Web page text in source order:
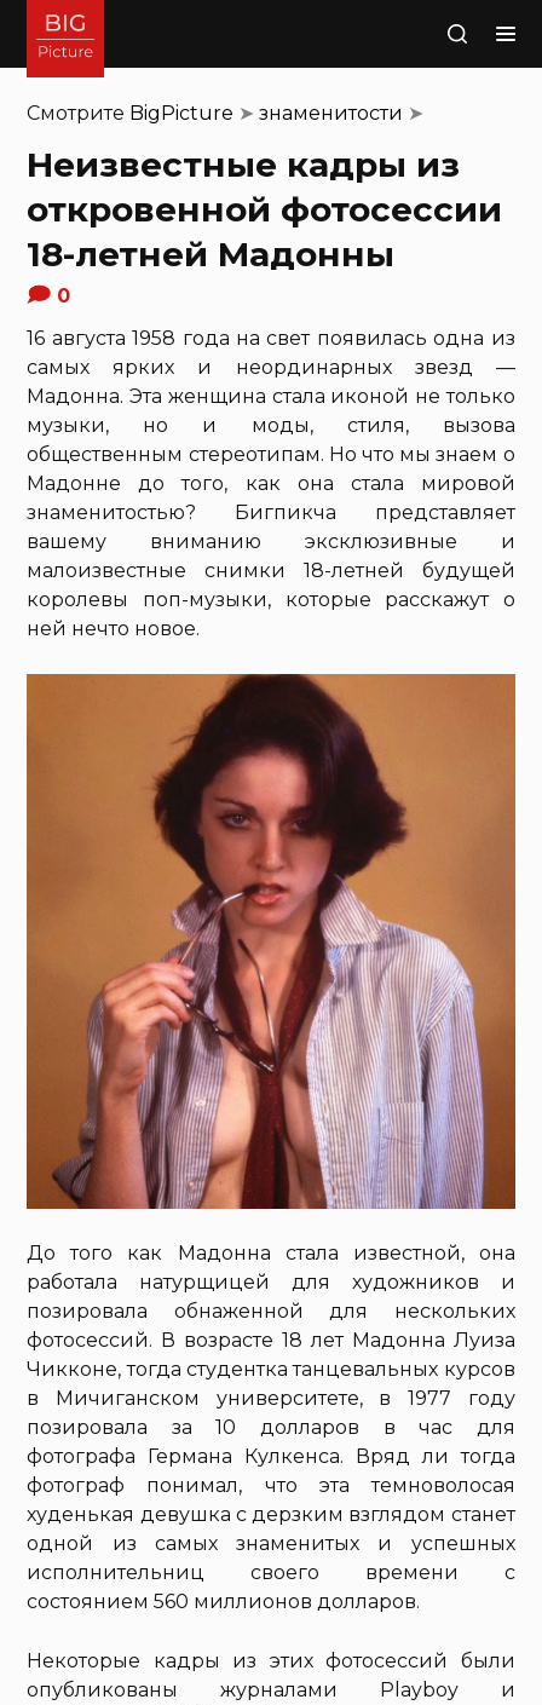
Поиск
Смотрите BigPicture ➤знаменитости ➤
Неизвестные кадры из
откровенной фотосессии
18-летней Мадонны
0
16 августа 1958 года на свет появилась одна из
самых ярких и неординарных звезд —
Мадонна. Эта женщина стала иконой не только
музыки, но и моды, стиля, вызова
общественным стереотипам. Но что мы знаем о
Мадонне до того, как она стала мировой
знаменитостью? Бигпикча представляет
вашему вниманию эксклюзивные и
малоизвестные снимки 18-летней будущей
королевы поп-музыки, которые расскажут о
ней нечто новое.
До того как Мадонна стала известной, она
работала натурщицей для художников и
позировала обнаженной для нескольких
фотосессий. В возрасте 18 лет Мадонна Луиза
Чикконе, тогда студентка танцевальных курсов
в Мичиганском университете, в 1977 году
позировала за 10 долларов в час для
фотографа Германа Кулкенса. Вряд ли тогда
фотограф понимал, что эта темноволосая
худенькая девушка с дерзким взглядом станет
одной из самых знаменитых и успешных
исполнительниц своего времени с
состоянием 560 миллионов долларов.
Некоторые кадры из этих фотосессий были
опубликованы журналами Playboy и